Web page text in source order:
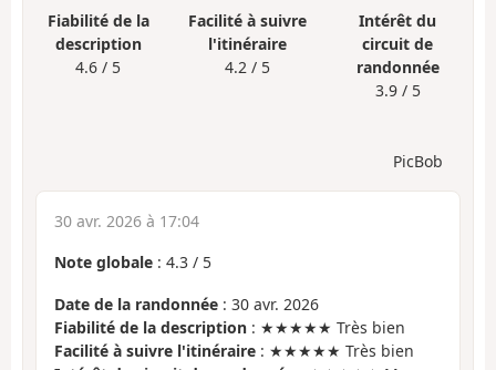
Fiabilité de la
description
4.6 / 5
Facilité à suivre
l'itinéraire
4.2 / 5
Intérêt du
circuit de
randonnée
3.9 / 5
PicBob
30 avr. 2026 à 17:04
Note globale : 4.3 / 5
Date de la randonnée : 30 avr. 2026
Fiabilité de la description : ★★★★★ Très bien
Facilité à suivre l'itinéraire : ★★★★★ Très bien